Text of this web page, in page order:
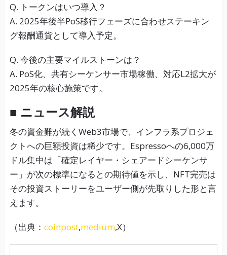
Q. トークンはいつ導入？
A. 2025年後半PoS移行フェーズに合わせステーキン
グ報酬通貨として導入予定。
Q. 今後の主要マイルストーンは？
A. PoS化、共有シーケンサー市場稼働、対応L2拡大が
2025年の核心施策です。
■ ニュース解説
冬の資金難が続くWeb3市場で、インフラ系プロジェ
クトへの巨額投資は稀少です。Espressoへの6,000万
ドル集中は「確定レイヤー・シェアードシーケンサ
ー」が次の標準になるとの期待値を示し、NFT完売は
その投資ストーリーをユーザー側が先取りした形と言
えます。
（出典： coinpost,medium,X）